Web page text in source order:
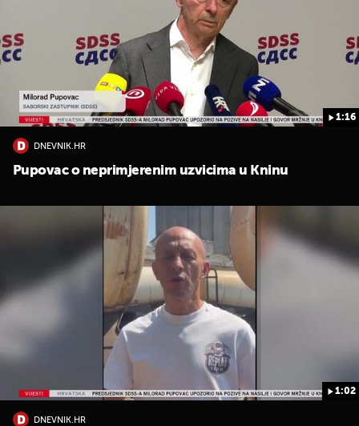
1:16
DNEVNIK.HR
Pupovac o neprimjerenim uzvicima u Kninu
1:02
DNEVNIK.HR